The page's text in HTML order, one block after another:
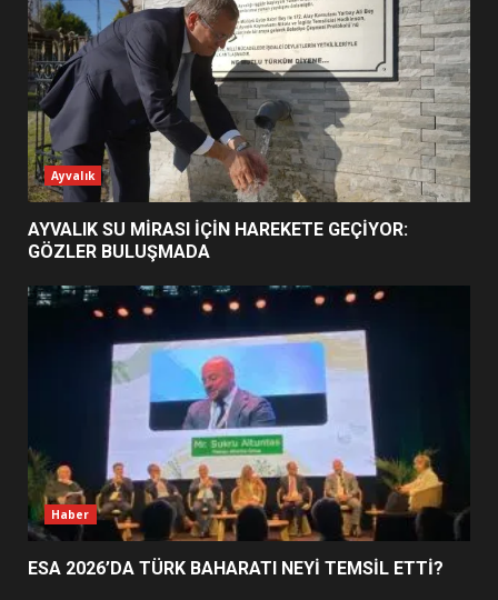
1
AYVALIK SU MİRASI İÇİN
HAREKETE GEÇİYOR: GÖZLER
BULUŞMADA
ESA 2026’DA TÜRK BAHARATI
NEYİ TEMSİL ETTİ?
EİB’DE KRİTİK ATAMA:
SÜRDÜRÜLEBİLİRLİKTE NE
DEĞİŞECEK?
4
EDREMİT’İN GURURU TÜRKİYE
FİNALİNDE NE BAŞARDI?
BALIKESİR MÜZELERİNDE SÜRE
Ayvalık
AYVALIK SU MİRASI İÇİN HAREKETE GEÇİYOR:
GÖZLER BULUŞMADA
Haber
ESA 2026’DA TÜRK BAHARATI NEYİ TEMSİL ETTİ?